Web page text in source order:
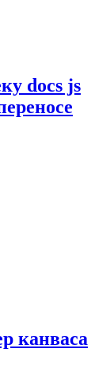
docs js
канваса